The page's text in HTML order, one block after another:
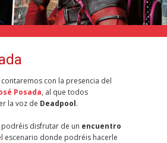
contaremos con la presencia del
Posada, al que todos
la voz de Deadpool.
disfrutar de un encuentro
escenario donde podréis hacerle